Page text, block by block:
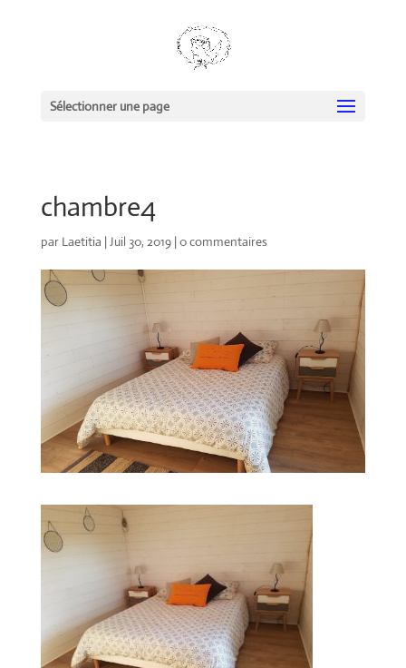
Sélectionner une page
chambre4
par Laetitia |Juil 30, 2019|0 commentaires